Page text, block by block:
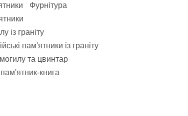
Фурнітура
із граніту
пам'ятники із граніту
та цвинтар
пам'ятник-книга